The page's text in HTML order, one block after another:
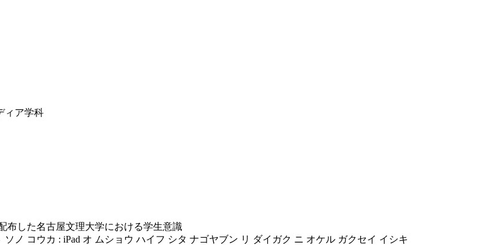
ィア学科
布した名古屋文理大学における学生意識
ノ コウカ : iPad オ ムショウ ハイフ シタ ナゴヤブン リ ダイガク ニ オケル ガクセイ イシキ